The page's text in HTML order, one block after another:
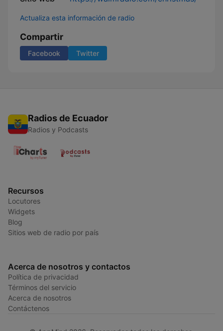
Actualiza esta información de radio
Compartir
Facebook Twitter
Radios de Ecuador
Radios y Podcasts
Recursos
Locutores
Widgets
Blog
Sitios web de radio por país
Acerca de nosotros y contactos
Política de privacidad
Términos del servicio
Acerca de nosotros
Contáctenos